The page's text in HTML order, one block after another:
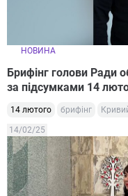
НОВИНА
Брифінг голови Ради
за підсумками 14
14 лютого брифінг
14/02/25